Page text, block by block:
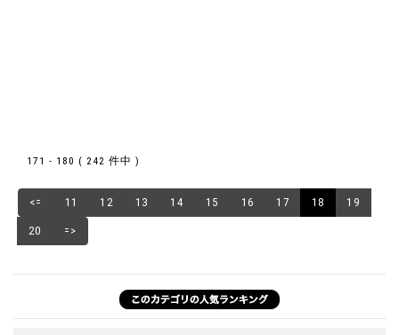
171 - 180 ( 242 件中 )
<= 11 12 13 14 15 16 17 18 19
20 =>